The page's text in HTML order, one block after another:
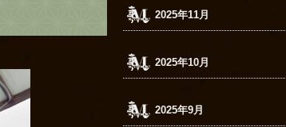
2025年11月
2025年10月
2025年9月